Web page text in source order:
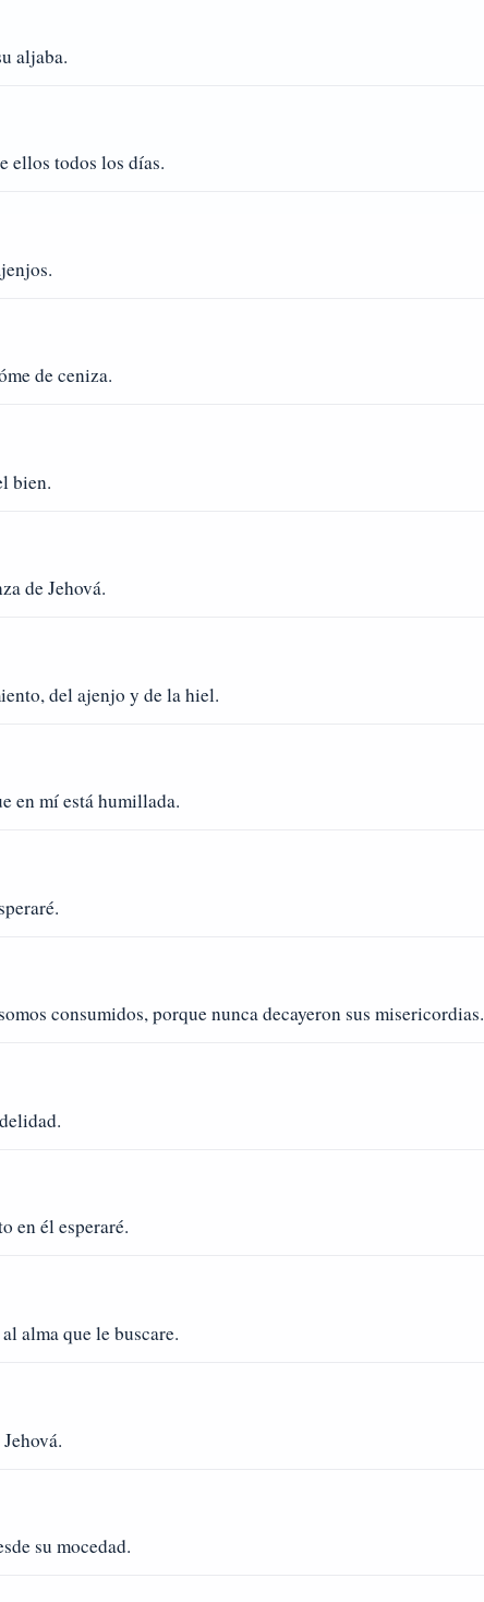
aljaba.
ellos todos los días.
de ceniza.
bien.
de Jehová.
del ajenjo y de la hiel.
en mí está humillada.
consumidos, porque nunca decayeron sus misericordias.
en él esperaré.
alma que le buscare.
su mocedad.